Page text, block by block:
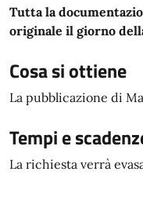
Tutta la
originale il giorno
Cosa si ottiene
La pubblicazione di
Tempi e
La richiesta verrà